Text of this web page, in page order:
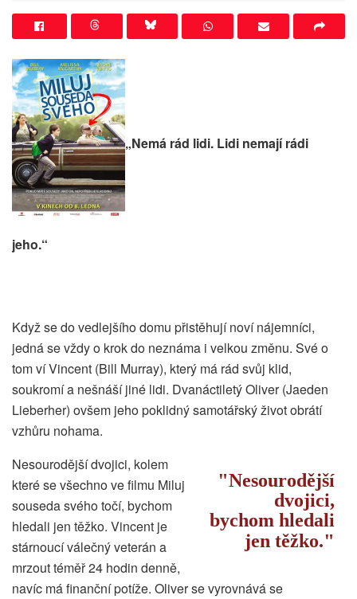
„Nemá rád lidi. Lidi nemají rádi
jeho.“
Když se do vedlejšího domu přistěhují noví nájemníci,
jedná se vždy o krok do neznáma i velkou změnu. Své o
tom ví Vincent (Bill Murray), který má rád svůj klid,
soukromí a nešnáší jiné lidi. Dvanáctiletý Oliver (Jaeden
Lieberher) ovšem jeho poklidný samotářský život obrátí
vzhůru nohama.
Nesourodější
dvojici,
bychom hledali
jen těžko.
Nesourodější dvojici, kolem
které se všechno ve filmu Miluj
souseda svého točí, bychom
hledali jen těžko. Vincent je
stárnoucí válečný veterán a
mrzout téměř 24 hodin denně,
navíc má finanční potíže. Oliver se vyrovnává se